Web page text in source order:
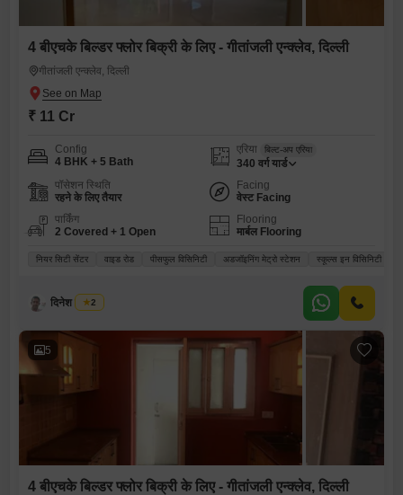
4 बीएचके बिल्डर फ्लोर बिक्री के लिए - गीतांजली एन्क्लेव, दिल्ली
गीतांजली एन्क्लेव, दिल्ली
₹ 11 Cr
Config
4 BHK + 5 Bath
एरिया बिल्ट-अप एरिया
340 वर्ग यार्ड
पॉसेशन स्थिति
रहने के लिए तैयार
Facing
वेस्ट Facing
पार्किंग
2 Covered + 1 Open
Flooring
मार्बल Flooring
नियर सिटी सेंटर वाइड रोड पीसफुल विसिनिटी अडजॉइनिंग मेट्रो स्टेशन स्कूल्स इन विसिनिटी
दिनेश जगवानी
2
5
4 बीएचके बिल्डर फ्लोर बिक्री के लिए - गीतांजली एन्क्लेव, दिल्ली